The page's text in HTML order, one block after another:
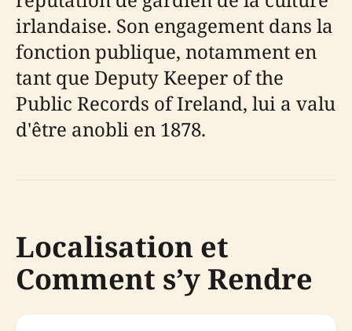
irlandaise. Son engagement dans la
fonction publique, notamment en
tant que Deputy Keeper of the
Public Records of Ireland, lui a valu
d'être anobli en 1878.
Localisation et
Comment s’y Rendre